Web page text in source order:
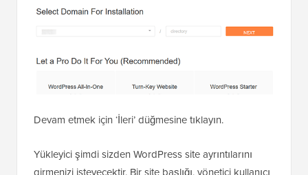
Devam etmek için ‘İleri’ düğmesine tıklayın.
Yükleyici şimdi sizden WordPress site ayrıntılarını